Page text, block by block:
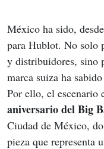
México ha sido,
para Hublot. No solo
y distribuidores, sino
marca suiza ha
Por ello, el escenario
aniversario del Big
Ciudad de México,
pieza que representa